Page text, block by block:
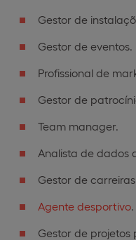
Gestor de
Gestor de eventos.
Profissional de
Gestor de
Team manager.
Analista de dados
Gestor de carreiras.
Agente desportivo
Gestor de